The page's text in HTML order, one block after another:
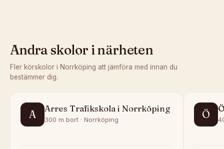
Andra skolor i närheten
Fler körskolor i Norrköping att jämföra med innan du
bestämmer dig.
A Arres Trafikskola i Norrköping
300 m bort · Norrköping Ö